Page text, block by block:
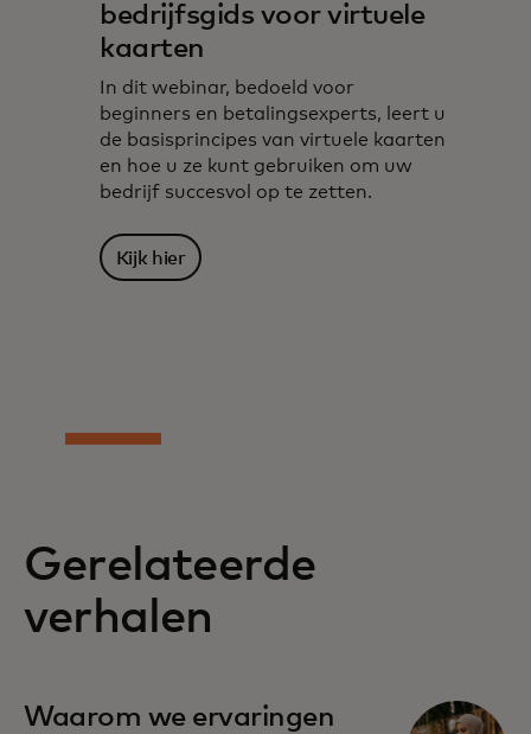
bedrijfsgids voor virtuele
kaarten
In dit webinar, bedoeld voor
beginners en betalingsexperts, leert u
de basisprincipes van virtuele kaarten
en hoe u ze kunt gebruiken om uw
bedrijf succesvol op te zetten.
Kijk hier
Gerelateerde
verhalen
Waarom we ervaringen